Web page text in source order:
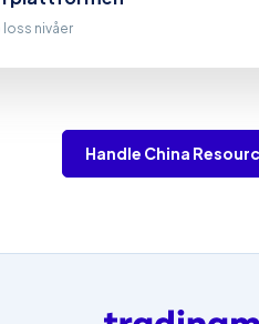
nivåer
Handle China